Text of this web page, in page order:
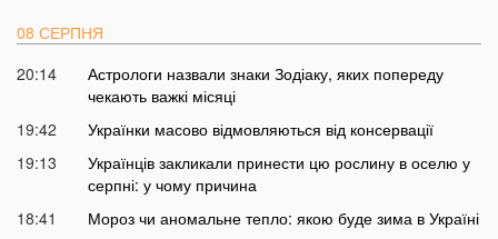
08 СЕРПНЯ
20:14
Астрологи назвали знаки Зодіаку, яких попереду
чекають важкі місяці
19:42
Українки масово відмовляються від консервації
19:13
Українців закликали принести цю рослину в оселю у
серпні: у чому причина
18:41
Мороз чи аномальне тепло: якою буде зима в Україні